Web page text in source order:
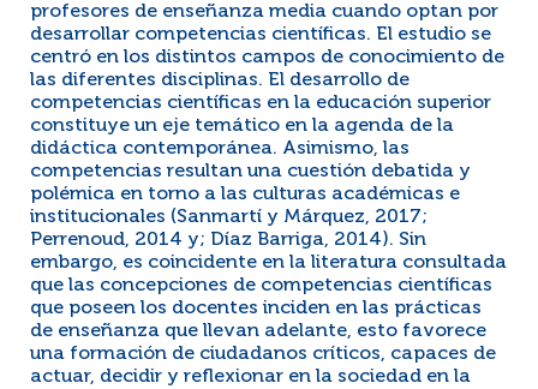
profesores de enseñanza media cuando optan por
desarrollar competencias científicas. El estudio se
centró en los distintos campos de conocimiento de
las diferentes disciplinas. El desarrollo de
competencias científicas en la educación superior
constituye un eje temático en la agenda de la
didáctica contemporánea. Asimismo, las
competencias resultan una cuestión debatida y
polémica en torno a las culturas académicas e
institucionales (Sanmartí y Márquez, 2017;
Perrenoud, 2014 y; Díaz Barriga, 2014). Sin
embargo, es coincidente en la literatura consultada
que las concepciones de competencias científicas
que poseen los docentes inciden en las prácticas
de enseñanza que llevan adelante, esto favorece
una formación de ciudadanos críticos, capaces de
actuar, decidir y reflexionar en la sociedad en la